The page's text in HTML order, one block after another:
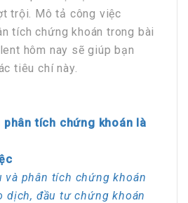
trội. Mô tả công việc
tích chứng khoán trong bài
hôm nay sẽ giúp bạn
tiêu chí này.
tích chứng khoán là
và phân tích chứng khoán
dịch, đầu tư chứng khoán